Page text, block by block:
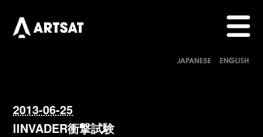
2013-06-25
lINVADER衝撃試験